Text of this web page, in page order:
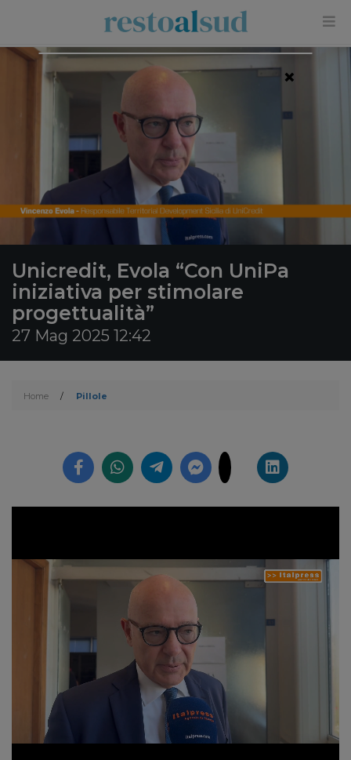
Unicredit, Evola “Con UniPa
iniziativa per stimolare
progettualità”
27 Mag 2025 12:42
Home / Pillole
×